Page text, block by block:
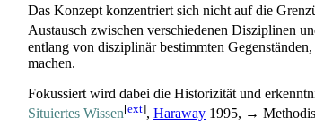
Das Konzept konzentriert sich nicht auf die
Austausch zwischen verschiedenen Disziplinen
entlang von disziplinär bestimmten
machen.
Fokussiert wird dabei die Historizität und
Situiertes Wissen[ext], Haraway 1995, →